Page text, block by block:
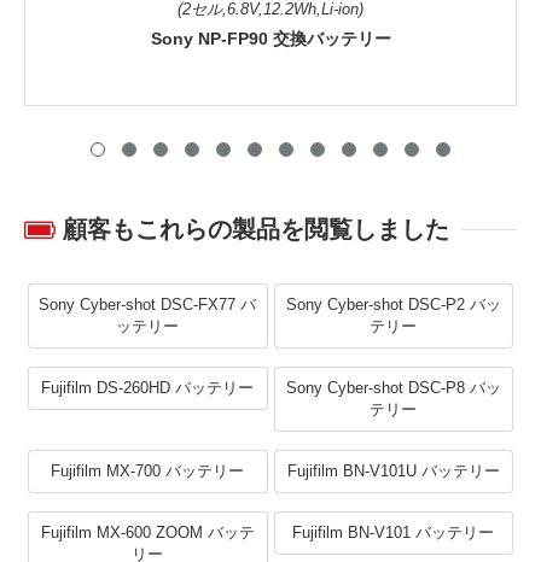
(2セル,6.8V,12.2Wh,Li-ion)
Sony NP-FP90 交換バッテリー
顧客もこれらの製品を閲覧しました
Sony Cyber-shot DSC-FX77 バ
ッテリー
Sony Cyber-shot DSC-P2 バッ
テリー
Fujifilm DS-260HD バッテリー
Sony Cyber-shot DSC-P8 バッ
テリー
Fujifilm MX-700 バッテリー Fujifilm BN-V101U バッテリー
Fujifilm MX-600 ZOOM バッテ
リー
Fujifilm BN-V101 バッテリー